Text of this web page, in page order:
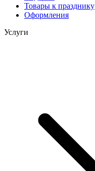
Товары к празднику
Оформления
Услуги